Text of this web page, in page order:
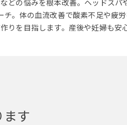
どの悩みを根本改善。ヘッドスパ
。体の血流改善で酸素不足や疲
りを目指します。産後や妊婦も安
す